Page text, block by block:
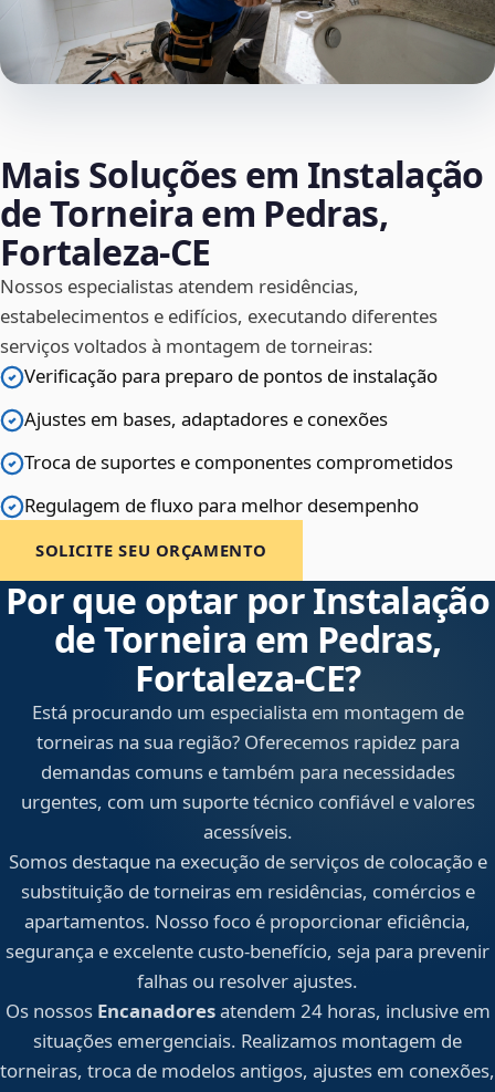
Mais Soluções em Instalação
de Torneira em Pedras,
Fortaleza‑CE
Nossos especialistas atendem residências,
estabelecimentos e edifícios, executando diferentes
serviços voltados à montagem de torneiras:
Verificação para preparo de pontos de instalação
Ajustes em bases, adaptadores e conexões
Troca de suportes e componentes comprometidos
Regulagem de fluxo para melhor desempenho
SOLICITE SEU ORÇAMENTO
Por que optar por Instalação
de Torneira em Pedras,
Fortaleza‑CE?
Está procurando um especialista em montagem de
torneiras na sua região? Oferecemos rapidez para
demandas comuns e também para necessidades
urgentes, com um suporte técnico confiável e valores
acessíveis.
Somos destaque na execução de serviços de colocação e
substituição de torneiras em residências, comércios e
apartamentos. Nosso foco é proporcionar eficiência,
segurança e excelente custo-benefício, seja para prevenir
falhas ou resolver ajustes.
Os nossos Encanadoresatendem 24 horas, inclusive em
situações emergenciais. Realizamos montagem de
torneiras, troca de modelos antigos, ajustes em conexões,